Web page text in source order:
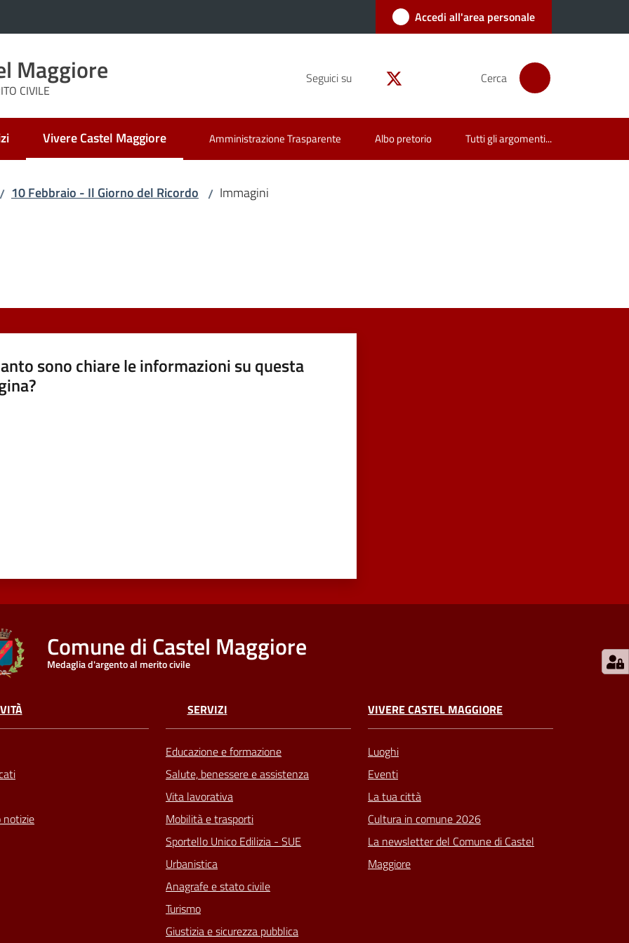
Accedi all'area personale
Maggiore
CIVILE
Seguici su Cerca
Vivere Castel Maggiore
Menu selezionato Amministrazione Trasparente Albo pretorio Tutti gli argomenti...
/ 10 Febbraio - Il Giorno del Ricordo / Immagini
sono chiare le informazioni su questa
Comune di Castel Maggiore
Medaglia d'argento al merito civile
notizie
SERVIZI
Educazione e formazione
Salute, benessere e assistenza
Vita lavorativa
Mobilità e trasporti
Sportello Unico Edilizia - SUE
Urbanistica
Anagrafe e stato civile
Turismo
Giustizia e sicurezza pubblica
VIVERE CASTEL MAGGIORE
Luoghi
Eventi
La tua città
Cultura in comune 2026
La newsletter del Comune di Castel
Maggiore